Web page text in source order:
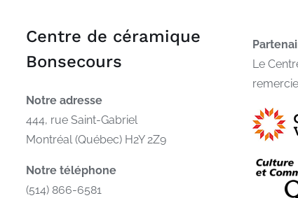
Centre de céramique
Bonsecours
Notre adresse
444, rue Saint-Gabriel
Montréal (Québec) H2Y 2Z9
Notre téléphone
(514) 866-6581
Le